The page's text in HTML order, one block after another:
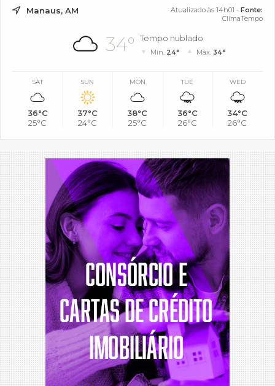
Manaus, AM Atualizado às 14h01 - Fonte:
ClimaTempo
34° Tempo nublado
Mín. 24° Máx. 34°
SAT
36°C
25°C
SUN
37°C
24°C
MON
38°C
25°C
TUE
36°C
26°C
WED
34°C
26°C